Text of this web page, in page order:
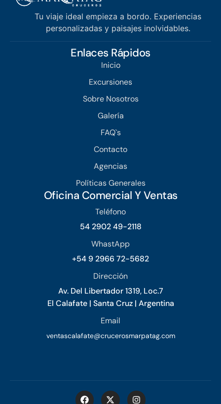
Tu viaje ideal empieza a bordo. Experiencias
personalizadas y paisajes inolvidables.
Enlaces Rápidos
Inicio
Excursiones
Sobre Nosotros
Galería
FAQ`s
Contacto
Agencias
Políticas Generales
Oficina Comercial Y Ventas
Teléfono
54 2902 49-2118
WhastApp
+54 9 2966 72-5682
Dirección
Av. Del Libertador 1319, Loc.7
El Calafate | Santa Cruz | Argentina
Email
ventascalafate@crucerosmarpatag.com